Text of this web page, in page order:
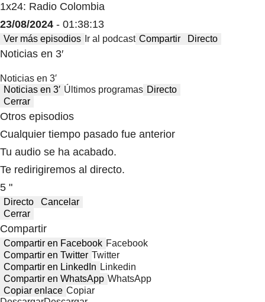
1x24: Radio Colombia
23/08/2024 - 01:38:13
Ver más episodios Ir al podcast Compartir Directo
Noticias en 3′
Noticias en 3′
Noticias en 3′ Últimos programas Directo
Cerrar
Otros episodios
Cualquier tiempo pasado fue anterior
Tu audio se ha acabado.
Te redirigiremos al directo.
5 "
Directo
Cancelar
Cerrar
Compartir
Compartir en Facebook Facebook
Compartir en Twitter Twitter
Compartir en LinkedIn Linkedin
Compartir en WhatsApp WhatsApp
Copiar enlace Copiar